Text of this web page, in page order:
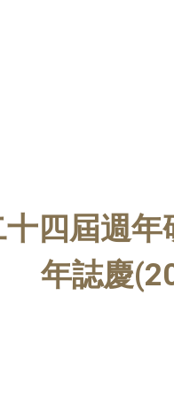
四屆週年
年誌慶